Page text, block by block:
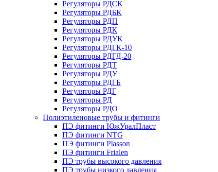
Регуляторы РДСК
Регуляторы РДБК
Регуляторы РДП
Регуляторы РДК
Регуляторы РДУК
Регуляторы РДГК-10
Регуляторы РДГД-20
Регуляторы РДТ
Регуляторы РДУ
Регуляторы РДГБ
Регуляторы РДГ
Регуляторы РД
Регуляторы РДО
Полиэтиленовые трубы и фитинги
ПЭ фитинги ЮжУралПласт
ПЭ фитинги NTG
ПЭ фитинги Plasson
ПЭ фитинги Frialen
ПЭ трубы высокого давления
ПЭ трубы низкого давления